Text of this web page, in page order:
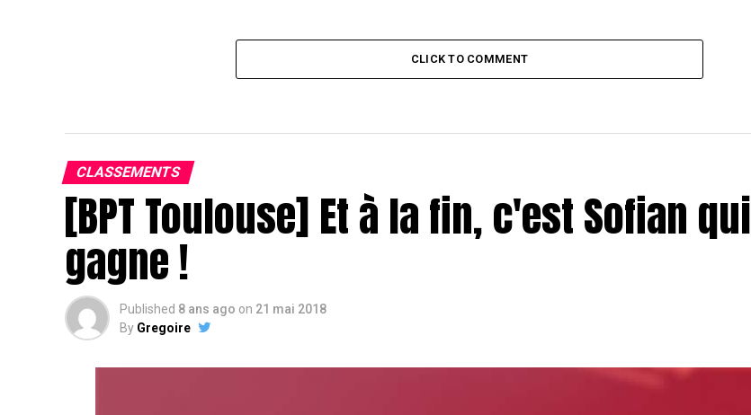
CLICK TO COMMENT
CLASSEMENTS
[BPT Toulouse] Et à la fin, c'est Sofian qui
gagne !
Published 8 ans ago on 21 mai 2018
By Gregoire